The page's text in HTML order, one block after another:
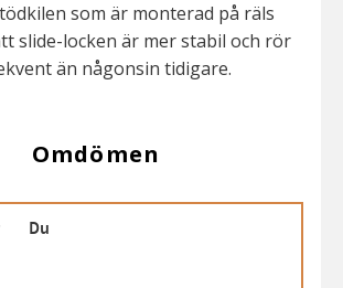
som är monterad på räls
slide-locken är mer stabil och rör
än någonsin tidigare.
Omdömen
Du